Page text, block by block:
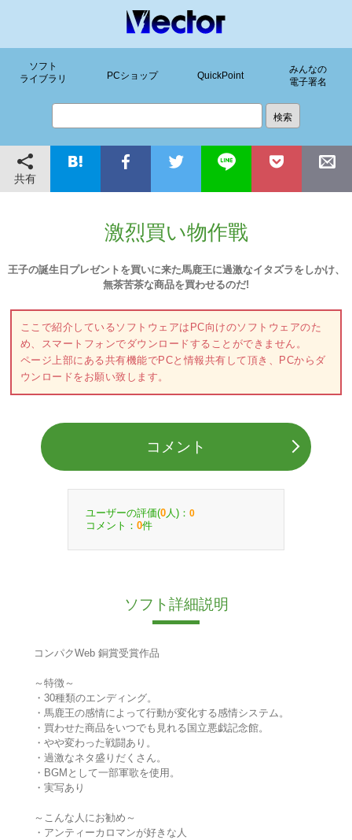
ソフト
ライブラリ
PCショップ QuickPoint
みんなの
電子署名
共有
激烈買い物作戰
王子の誕生日プレゼントを買いに来た馬鹿王に過激なイタズラをしかけ、
無茶苦茶な商品を買わせるのだ!
ここで紹介しているソフトウェアはPC向けのソフトウェアのた
め、スマートフォンでダウンロードすることができません。
ページ上部にある共有機能でPCと情報共有して頂き、PCからダ
ウンロードをお願い致します。
コメント
ユーザーの評価(0 人)： 0
コメント： 0件
ソフト詳細説明
コンパクWeb 銅賞受賞作品
～特徴～
・30種類のエンディング。
・馬鹿王の感情によって行動が変化する感情システム。
・買わせた商品をいつでも見れる国立悪戯記念館。
・やや変わった戦闘あり。
・過激なネタ盛りだくさん。
・BGMとして一部軍歌を使用。
・実写あり
～こんな人にお勧め～
・アンティーカロマンが好きな人